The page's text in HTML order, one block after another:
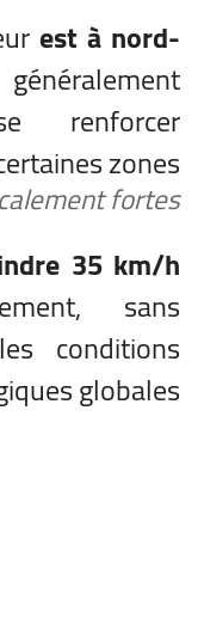
est à nord-
renforcer
zones.
fortes
35 km/h
sans
conditions
globales.